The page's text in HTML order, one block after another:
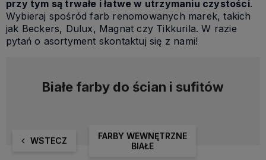
przy tym są trwałe i łatwe w utrzymaniu czystości.
Wybieraj spośród farb renomowanych marek, takich
jak Beckers, Dulux, Magnat czy Tikkurila. W razie
pytań o asortyment skontaktuj się z nami!
Białe farby do ścian i sufitów
WSTECZ
FARBY WEWNĘTRZNE
BIAŁE